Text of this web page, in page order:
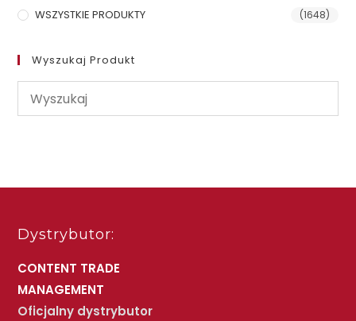
WSZYSTKIE PRODUKTY (1648)
Wyszukaj Produkt
Dystrybutor:
CONTENT TRADE
MANAGEMENT
Oficjalny dystrybutor